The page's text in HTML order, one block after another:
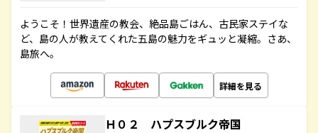
ようこそ！世界遺産の教会、絶品島ごはん、古民家ステイな
ど、島の人が教えてくれた五島の魅力をギュッと凝縮。さあ、
島旅へ。
詳細を見る
Ｈ０２ ハプスブルク帝国